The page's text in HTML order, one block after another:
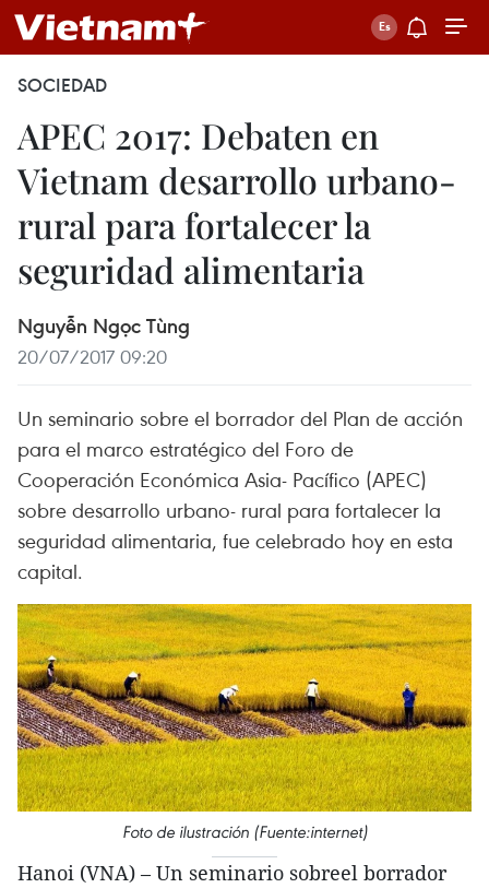
SOCIEDAD
APEC 2017: Debaten en
Vietnam desarrollo urbano-
rural para fortalecer la
seguridad alimentaria
Nguyễn Ngọc Tùng
20/07/2017 09:20
Un seminario sobre el borrador del Plan de acción
para el marco estratégico del Foro de
Cooperación Económica Asia- Pacífico (APEC)
sobre desarrollo urbano- rural para fortalecer la
seguridad alimentaria, fue celebrado hoy en esta
capital.
Foto de ilustración (Fuente:internet)
Hanoi (VNA) – Un seminario sobreel borrador